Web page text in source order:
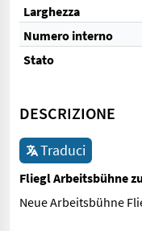
Larghezza
Numero interno
Stato
DESCRIZIONE
Traduci
Fliegl Arbeitsbühne
Neue Arbeitsbühne